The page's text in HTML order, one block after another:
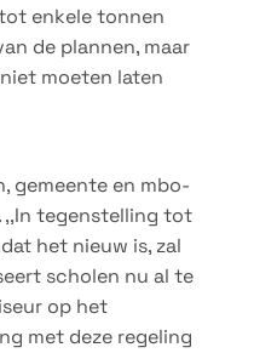
enkele tonnen
de plannen, maar
moeten laten
gemeente en mbo-
,,In tegenstelling tot
het nieuw is, zal
scholen nu al te
op het
met deze regeling